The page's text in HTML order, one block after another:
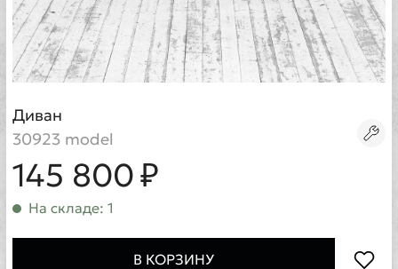
Диван
30923 model
145 800 ₽
На складе: 1
В КОРЗИНУ